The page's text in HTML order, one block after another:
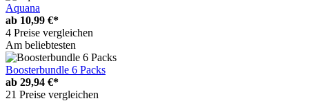
Aquana
ab 10,99 €*
4 Preise vergleichen
Am beliebtesten
Boosterbundle 6 Packs
ab 29,94 €*
21 Preise vergleichen